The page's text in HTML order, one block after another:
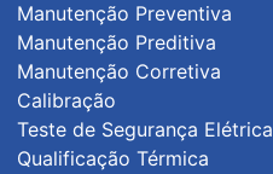
Manutenção Preventiva
Manutenção Preditiva
Manutenção Corretiva
Calibração
Teste de Segurança Elétrica
Qualificação Térmica